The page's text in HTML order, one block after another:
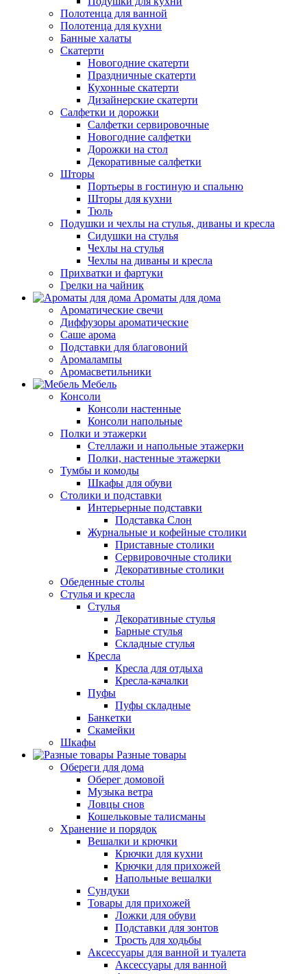
Полотенца для ванной
Полотенца для кухни
Банные халаты
Скатерти
Новогодние скатерти
Праздничные скатерти
Кухонные скатерти
Дизайнерские скатерти
Салфетки и дорожки
Салфетки сервировочные
Новогодние салфетки
Дорожки на стол
Декоративные салфетки
Шторы
Портьеры в гостиную и спальню
Шторы для кухни
Тюль
Подушки и чехлы на стулья, диваны и кресла
Сидушки на стулья
Чехлы на стулья
Чехлы на диваны и кресла
Прихватки и фартуки
Грелки на чайник
Ароматы для дома
Ароматические свечи
Диффузоры ароматические
Саше арома
Подставки для благовоний
Аромалампы
Аромасветильники
Мебель
Консоли
Консоли настенные
Консоли напольные
Полки и этажерки
Стеллажи и напольные этажерки
Полки, настенные этажерки
Тумбы и комоды
Шкафы для обуви
Столики и подставки
Интерьерные подставки
Подставка Слон
Журнальные и кофейные столики
Приставные столики
Сервировочные столики
Декоративные столики
Обеденные столы
Стулья и кресла
Стулья
Декоративные стулья
Барные стулья
Складные стулья
Кресла
Кресла для отдыха
Кресла-качалки
Пуфы
Пуфы складные
Банкетки
Скамейки
Шкафы
Разные товары
Обереги для дома
Оберег домовой
Музыка ветра
Ловцы снов
Кошельковые талисманы
Хранение и порядок
Вешалки и крючки
Крючки для кухни
Крючки для прихожей
Напольные вешалки
Сундуки
Товары для прихожей
Ложки для обуви
Подставки для зонтов
Трость для ходьбы
Аксессуары для ванной и туалета
Аксессуары для ванной